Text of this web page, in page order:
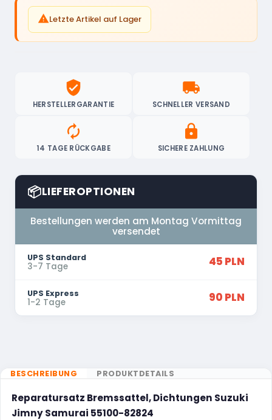
Letzte Artikel auf Lager
verified_user
HERSTELLERGARANTIE
local_shipping
SCHNELLER VERSAND
autorenew
14 TAGE RÜCKGABE
lock
SICHERE ZAHLUNG
📦LIEFEROPTIONEN
Bestellungen werden am Montag Vormittag
versendet
UPS Standard
3-7 Tage 45 PLN
UPS Express
1-2 Tage 90 PLN
BESCHREIBUNG PRODUKTDETAILS
Reparatursatz Bremssattel, Dichtungen Suzuki
Jimny Samurai 55100-82824